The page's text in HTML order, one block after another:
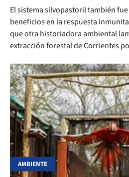
El sistema silvopastoril también
beneficios en la respuesta
que otra historiadora ambiental
extracción forestal de Corrientes
AMBIENTE